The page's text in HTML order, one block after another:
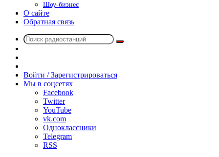
Шоу-бизнес
О сайте
Обратная связь
Поиск
радио
Войти / Зарегистрироваться
Мы в соцсетях
Facebook
Twitter
YouTube
vk.com
Одноклассники
Telegram
RSS